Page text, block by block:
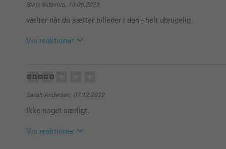
Stine Sidenius, 13.06.2023
vælter når du sætter billeder i den - helt ubrugelig
Vis reaktioner
08:59
gerne finde ud hvis der er noget gået galt i vores
Sarah Andersen, 07.12.2022
Ikke noget særligt.
Vis reaktioner